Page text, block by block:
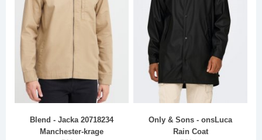
Blend - Jacka 20718234
Manchester-krage
Only & Sons - onsLuca
Rain Coat